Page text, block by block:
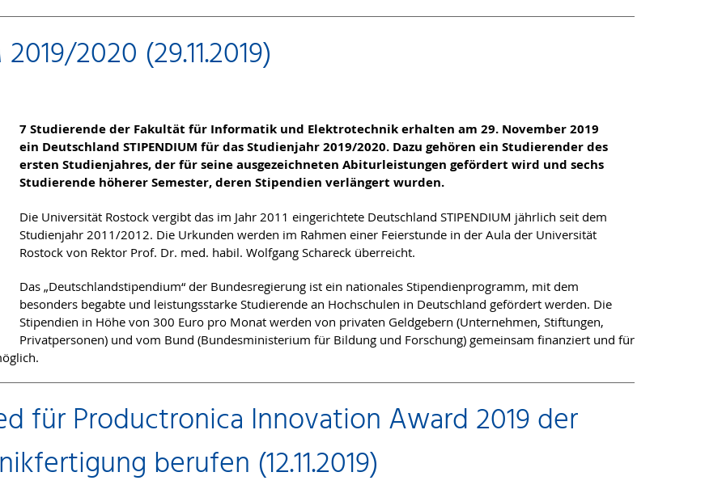
2020 (29.11.2019)
​​​​​​​7 Studierende der Fakultät für Informatik und Elektrotechnik erhalten am 29. November 2019
ein Deutschland STIPENDIUM für das Studienjahr 2019/2020. Dazu gehören ein Studierender des
ersten Studienjahres, der für seine ausgezeichneten Abiturleistungen gefördert wird und sechs
Studierende höherer Semester, deren Stipendien verlängert wurden.
Die Universität Rostock vergibt das im Jahr 2011 eingerichtete Deutschland STIPENDIUM jährlich seit dem
Studienjahr 2011/2012. Die Urkunden werden im Rahmen einer Feierstunde in der Aula der Universität
Rostock von Rektor Prof. Dr. med. habil. Wolfgang Schareck überreicht.
Das „Deutschlandstipendium“ der Bundesregierung ist ein nationales Stipendienprogramm, mit dem
besonders begabte und leistungsstarke Studierende an Hochschulen in Deutschland gefördert werden. Die
Stipendien in Höhe von 300 Euro pro Monat werden von privaten Geldgebern (Unternehmen, Stiftungen,
Privatpersonen) und vom Bund (Bundesministerium für Bildung und Forschung) gemeinsam finanziert und für
für Productronica Innovation Award 2019 der
berufen (12.11.2019)